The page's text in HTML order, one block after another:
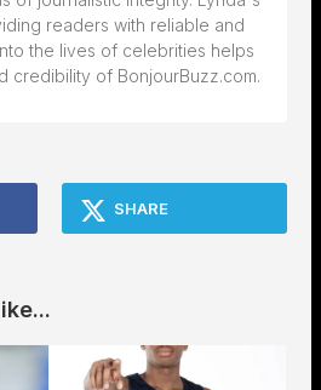
readers with reliable and
the lives of celebrities helps
credibility of BonjourBuzz.com.
SHARE